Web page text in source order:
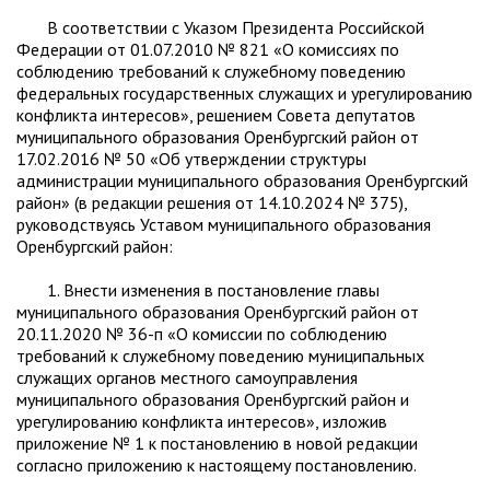
В соответствии с Указом Президента Российской
Федерации от 01.07.2010 № 821 «О комиссиях по
соблюдению требований к служебному поведению
федеральных государственных служащих и урегулированию
конфликта интересов», решением Совета депутатов
муниципального образования Оренбургский район от
17.02.2016 № 50 «Об утверждении структуры
администрации муниципального образования Оренбургский
район» (в редакции решения от 14.10.2024 № 375),
руководствуясь Уставом муниципального образования
Оренбургский район:
1. Внести изменения в постановление главы
муниципального образования Оренбургский район от
20.11.2020 № 36-п «О комиссии по соблюдению
требований к служебному поведению муниципальных
служащих органов местного самоуправления
муниципального образования Оренбургский район и
урегулированию конфликта интересов», изложив
приложение № 1 к постановлению в новой редакции
согласно приложению к настоящему постановлению.